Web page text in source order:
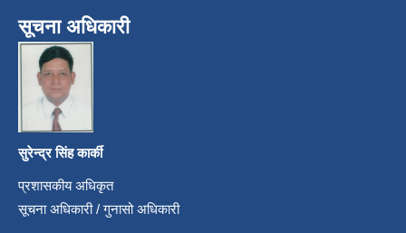
सूचना अधिकारी
सुरेन्द्र सिंह कार्की
प्रशासकीय अधिकृत
सूचना अधिकारी / गुनासो अधिकारी